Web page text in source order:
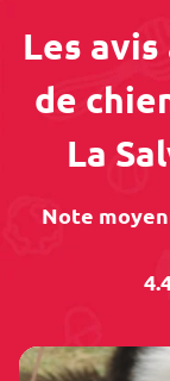
Les
de
La
Note